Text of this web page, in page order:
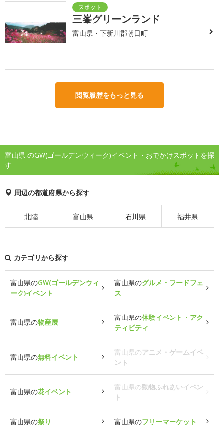
三峯グリーンランド
富山県・下新川郡朝日町
閲覧履歴をもっと見る
富山県 のGW(ゴールデンウィーク)イベント・おでかけスポットを探
す
周辺の都道府県から探す
北陸 富山県 石川県 福井県
カテゴリから探す
富山県のGW(ゴールデンウィ
ーク)イベント
富山県のグルメ・フードフェ
ス
富山県の物産展
富山県の体験イベント・アク
ティビティ
富山県の無料イベント
富山県のアニメ・ゲームイベ
ント
富山県の花イベント
富山県の動物ふれあいイベン
ト
富山県の祭り 富山県のフリーマーケット